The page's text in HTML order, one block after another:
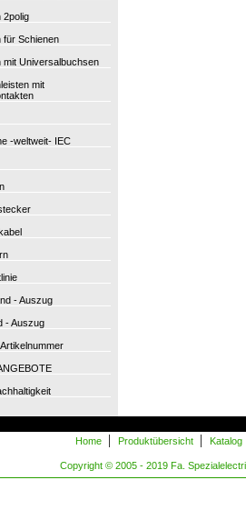
2polig
für Schienen
mit Universalbuchsen
mit
-weltweit- IEC
- Auszug
- Auszug
Home | Produktübersicht | Katalog
Copyright © 2005 - 2019 Fa.